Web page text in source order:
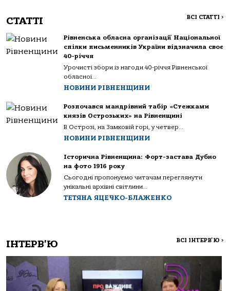
СТАТТІ ВСІ СТАТТІ >
Рівненська обласна організації Національної
спілки письменників України відзначила своє
40-річчя
Урочисті збори із нагоди 40-річчя Рівненської
обласної...
НОВИНИ РІВНЕНЩИНИ
Розпочався мандрівний табір «Стежками
князів Острозьких» на Рівненщині
В Острозі, на Замковій горі, у четвер...
НОВИНИ РІВНЕНЩИНИ
Історична Рівненщина: Форт-застава Дубно
на фото 1916 року
Сьогодні пропонуємо читачам переглянути
унікальні архівні світлини...
ТЕТЯНА ЯЦЕЧКО-БЛАЖЕНКО
ІНТЕРВ'Ю ВСІ ІНТЕРВ'Ю >